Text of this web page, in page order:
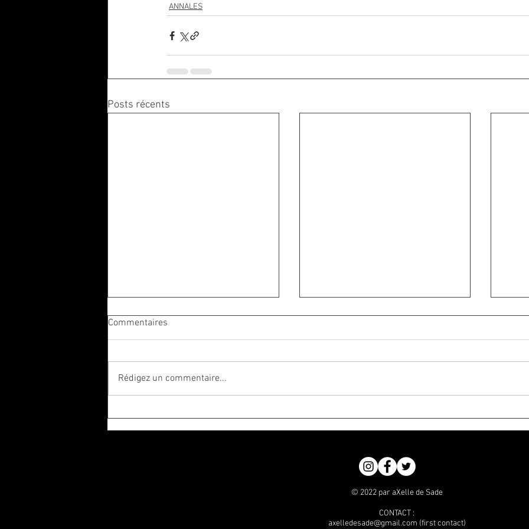
ANNALES
Posts récents
Commentaires
Rédigez un commentaire...
© 2022 par aXelle de Sade
CONTACT :
axelledesade@gmail.com (first contact)